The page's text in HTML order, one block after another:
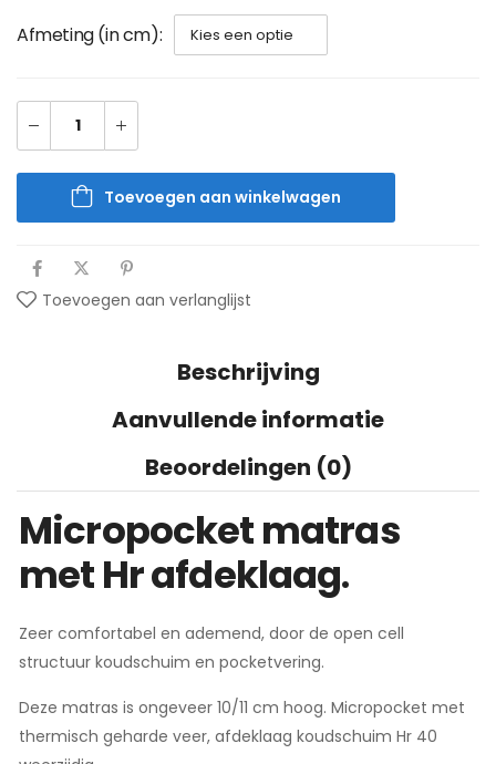
Afmeting (in cm)
Toevoegen aan winkelwagen
Toevoegen aan verlanglijst
Beschrijving
Aanvullende informatie
Beoordelingen (0)
Micropocket matras
met Hr afdeklaag.
Zeer comfortabel en ademend, door de open cell
structuur koudschuim en pocketvering.
Deze matras is ongeveer 10/11 cm hoog. Micropocket met
thermisch geharde veer, afdeklaag koudschuim Hr 40